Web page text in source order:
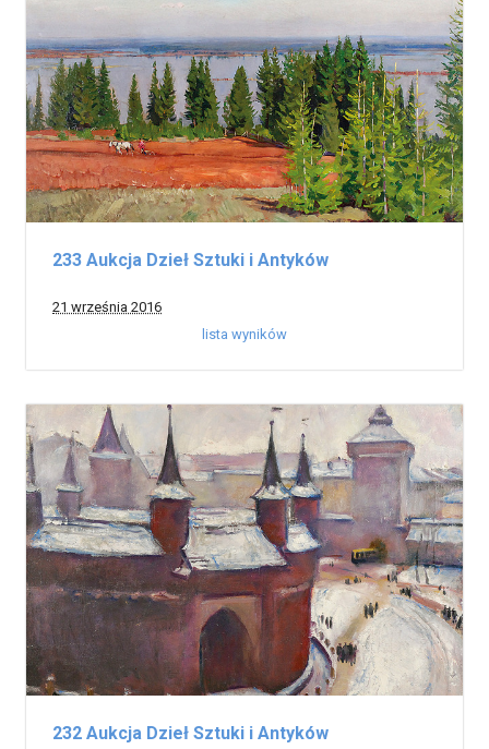
233 Aukcja Dzieł Sztuki i Antyków
21 września 2016
lista wyników
232 Aukcja Dzieł Sztuki i Antyków